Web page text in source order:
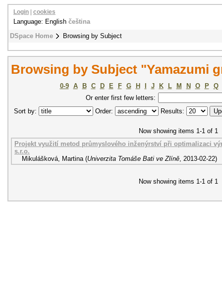
DSpace Home Browsing by Subject
Login cookies
Language: English čeština
Browsing by Subject "Yamazumi
0-9 A B C D E F G H J K L M N O P
Q
Or enter first few letters:
Sort by:
Order: Results:
Now showing items 1-1 of 1
Projekt využití metod průmyslového inženýrství při optimalizaci
s.r.o.
Mikulášková, Martina (Univerzita Tomáše Bati ve Zlíně, 2013-02-22)
Now showing items 1-1 of 1